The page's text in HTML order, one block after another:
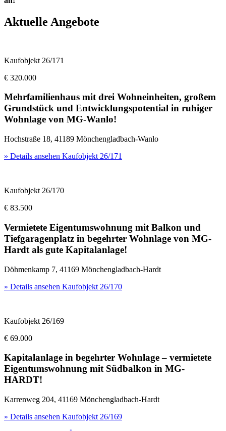
Aktuelle Angebote
Kaufobjekt 26/171
€ 320.000
Mehrfamilienhaus mit drei Wohneinheiten, großem
Grundstück und Entwicklungspotential in ruhiger
Wohnlage von MG-Wanlo!
Hochstraße 18, 41189 Mönchengladbach-Wanlo
» Details ansehen Kaufobjekt 26/171
Kaufobjekt 26/170
€ 83.500
Vermietete Eigentumswohnung mit Balkon und
Tiefgaragenplatz in begehrter Wohnlage von MG-
Hardt als gute Kapitalanlage!
Döhmenkamp 7, 41169 Mönchengladbach-Hardt
» Details ansehen Kaufobjekt 26/170
Kaufobjekt 26/169
€ 69.000
Kapitalanlage in begehrter Wohnlage – vermietete
Eigentumswohnung mit Südbalkon in MG-
HARDT!
Karrenweg 204, 41169 Mönchengladbach-Hardt
» Details ansehen Kaufobjekt 26/169